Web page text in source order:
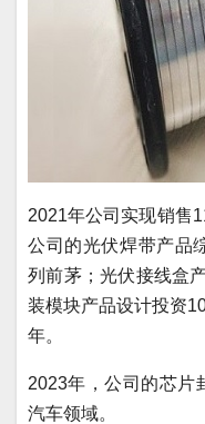
2021年公司实现销售
公司的光伏焊带产品
列前茅；光伏接线盒
装模块产品设计投资
年。
2023年，公司的芯片
汽车领域。